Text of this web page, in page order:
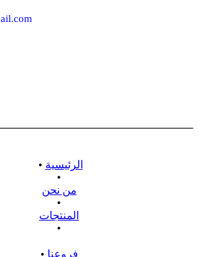
• الرئيسية
•
من نحن
•
المنتجات
•
• فروعنا